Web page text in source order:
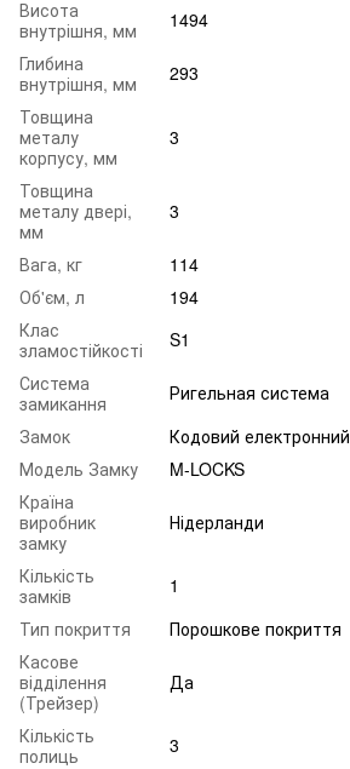
Висота
внутрішня, мм
1494
Глибина
внутрішня, мм
293
Товщина
металу
корпусу, мм
3
Товщина
металу двері,
мм
3
Вага, кг
114
Об'єм, л
194
Клас
зламостійкості
S1
Система
замикання
Ригельная система
Замок
Кодовий електронний
Модель Замку
M-LOCKS
Країна
виробник
замку
Нідерланди
Кількість
замків
1
Тип покриття
Порошкове покриття
Касове
відділення
(Трейзер)
Да
Кількість
полиць
3